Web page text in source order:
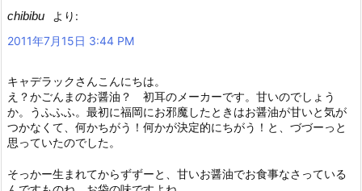
chibibu
より:
2011年7月15日 3:44 PM
キャデラックさんこんにちは。
え？かごんまのお醤油？ 初耳のメーカーです。甘いのでしょう
か。うふふふ。最初に福岡にお邪魔したときはお醤油が甘いと気が
つかなくて、何かちがう！何かが決定的にちがう！と、づづーっと
思っていたのでした。
そっかー生まれてからずずーと、甘いお醤油でお食事なさっている